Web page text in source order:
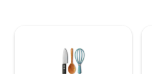
stories, good vibes and make new
friends from all over the world!